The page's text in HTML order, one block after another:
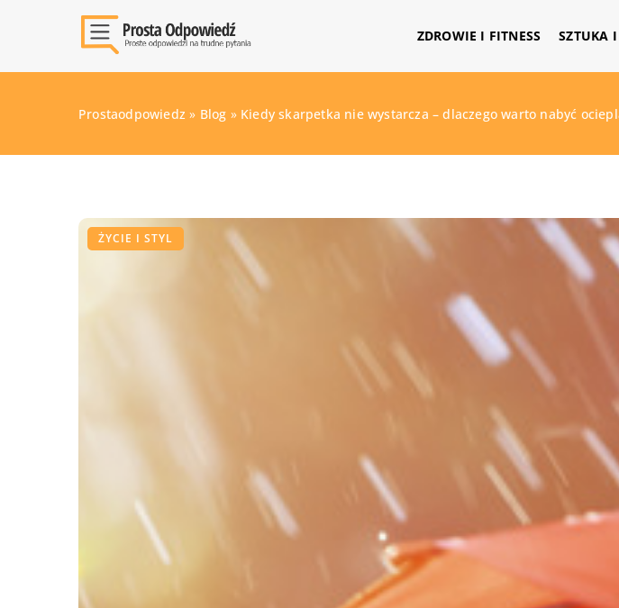
ZDROWIE I FITNESS SZTUKA
Prostaodpowiedz » Blog » Kiedy skarpetka nie wystarcza – dlaczego warto nabyć
ŻYCIE I STYL